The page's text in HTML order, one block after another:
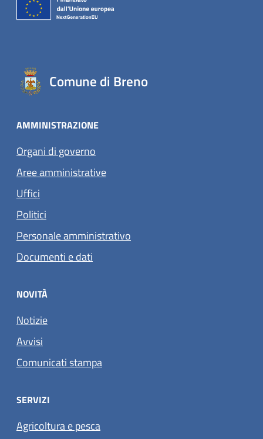
Comune di Breno
AMMINISTRAZIONE
Organi di governo
Aree amministrative
Uffici
Politici
Personale amministrativo
Documenti e dati
NOVITÀ
Notizie
Avvisi
Comunicati stampa
SERVIZI
Agricoltura e pesca